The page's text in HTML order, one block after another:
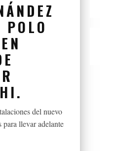
del nuevo
llevar adelante